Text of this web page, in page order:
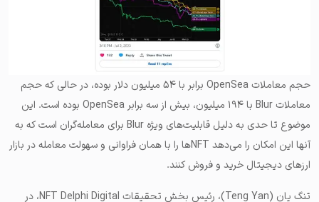
حجم معاملات OpenSea برابر با ۵۴ میلیون دلار بوده، در حالی که حجم
معاملات Blur با ۱۹۴ میلیون، بیش از سه برابر OpenSea بوده است. این
موضوع تا حدی به دلیل قابلیت‌های ویژه Blur برای معامله‌گران است که به
آنها این امکان را می‌دهد NFT‌ها را با همان فراوانی و سهولت معامله در بازار
ارزهای دیجیتال خرید و فروش کنند.
تنگ یان (Teng Yan)، رئیس بخش تحقیقات NFT Delphi Digital، در